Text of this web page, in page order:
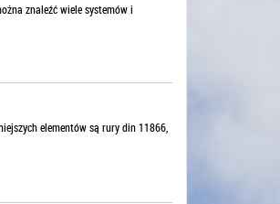
znaleźć wiele systemów i
elementów są rury din 11866,